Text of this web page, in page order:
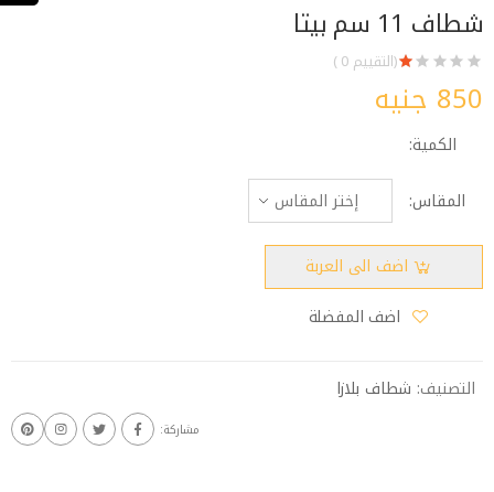
شطاف 11 سم بيتا
(التقييم 0 )
850 جنيه
الكمية:
المقاس:
اضف الى العربة
اضف المفضلة
التصنيف: شطاف بلازا
مشاركة: